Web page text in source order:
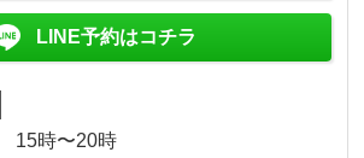
LINE予約はコチラ
15時〜20時